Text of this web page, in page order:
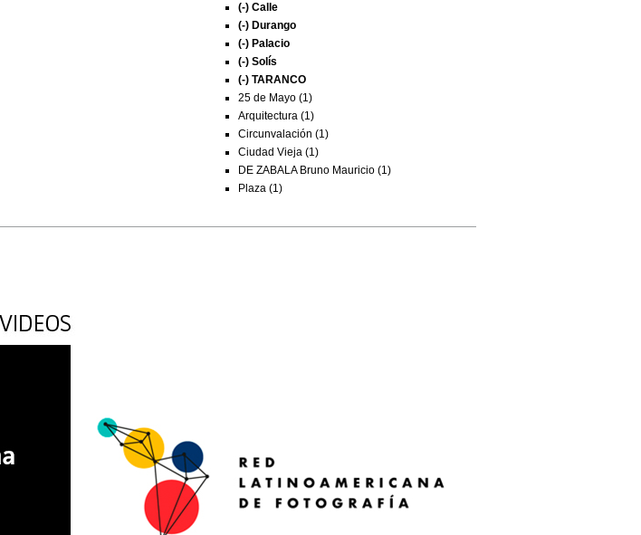
(-) Calle
(-) Durango
(-) Palacio
(-) Solís
(-) TARANCO
25 de Mayo (1)
Arquitectura (1)
Circunvalación (1)
Ciudad Vieja (1)
DE ZABALA Bruno Mauricio (1)
Plaza (1)